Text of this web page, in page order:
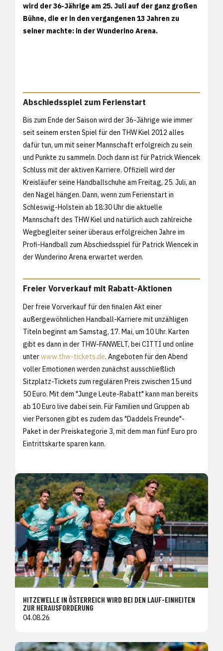
wird der 36-Jährige am 25. Juli auf der ganz großen
Bühne, die er in den vergangenen 13 Jahren zu
seiner machte: in der Wunderino Arena.
Abschiedsspiel zum Ferienstart
Bis zum Ende der Saison wird der 36-Jährige wie immer
seit seinem ersten Spiel für den THW Kiel 2012 alles
dafür tun, um mit seiner Mannschaft erfolgreich zu sein
und Punkte zu sammeln. Doch dann ist für Patrick Wiencek
Schluss mit der aktiven Karriere. Offiziell wird der
Kreisläufer seine Handballschuhe am Freitag, 25. Juli, an
den Nagel hängen. Dann, wenn zum Ferienstart in
Schleswig-Holstein ab 18:30 Uhr die aktuelle
Mannschaft des THW Kiel und natürlich auch zahlreiche
Wegbegleiter seiner überaus erfolgreichen Jahre im
Profi-Handball zum Abschiedsspiel für Patrick Wiencek in
der Wunderino Arena erwartet werden.
Freier Vorverkauf mit Rabatt-Aktionen
Der freie Vorverkauf für den finalen Akt einer
außergewöhnlichen Handball-Karriere mit unzähligen
Titeln beginnt am Samstag, 17. Mai, um 10 Uhr. Karten
gibt es dann in der THW-FANWELT, bei CITTI und online
unterwww.thw-tickets.de. Angeboten für den Abend
voller Emotionen werden zunächst ausschließlich
Sitzplatz-Tickets zum regulären Preis zwischen 15 und
50 Euro. Mit dem "Junge Leute-Rabatt" kann man bereits
ab 10 Euro live dabei sein. Für Familien und Gruppen ab
vier Personen gibt es zudem das "Daddels Freunde"-
Paket in der Preiskategorie 3, mit dem man fünf Euro pro
Eintrittskarte sparen kann.
HITZEWELLE IN ÖSTERREICH WIRD BEI DEN LAUF-EINHEITEN
ZUR HERAUSFORDERUNG
04.08.26